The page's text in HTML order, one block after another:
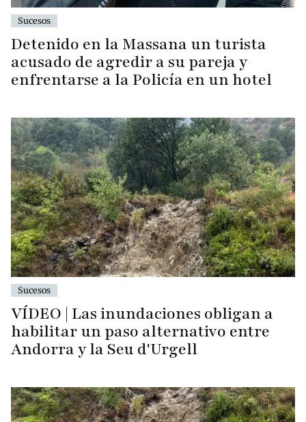
Sucesos
Detenido en la Massana un turista
acusado de agredir a su pareja y
enfrentarse a la Policía en un hotel
Sucesos
VÍDEO | Las inundaciones obligan a
habilitar un paso alternativo entre
Andorra y la Seu d'Urgell